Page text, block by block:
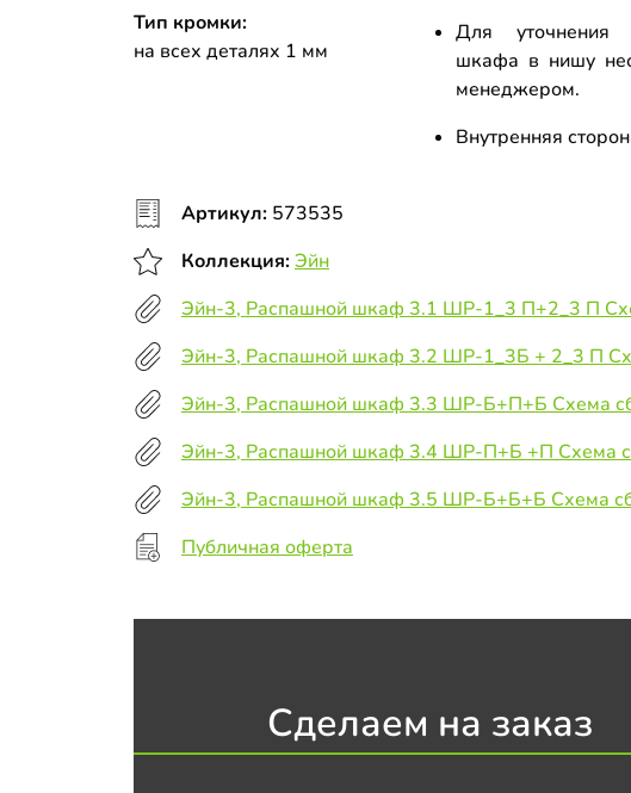
Тип кромки:
на всех деталях 1 мм
Для уточнения
шкафа в нишу
менеджером.
Внутренняя
Артикул: 573535
Коллекция:Эйн
Эйн-3, Распашной шкаф 3.1 ШР-1_3 П+2_3 П
Эйн-3, Распашной шкаф 3.2 ШР-1_3Б + 2_3 П
Эйн-3, Распашной шкаф 3.3 ШР-Б+П+Б Схема
Эйн-3, Распашной шкаф 3.4 ШР-П+Б +П Схема
Эйн-3, Распашной шкаф 3.5 ШР-Б+Б+Б Схема
Публичная оферта
Сделаем на заказ